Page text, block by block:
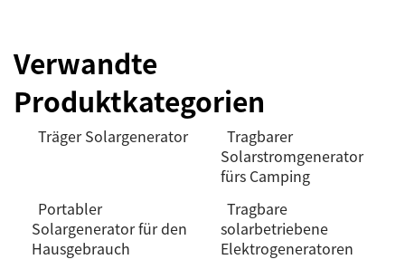
Verwandte
Produktkategorien
Träger Solargenerator
Tragbarer
Solarstromgenerator
fürs Camping
Portabler
Solargenerator für den
Hausgebrauch
Tragbare
solarbetriebene
Elektrogeneratoren